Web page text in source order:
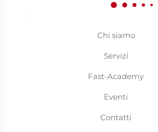
Chi siamo
Servizi
Fast-Academy
Eventi
Contatti